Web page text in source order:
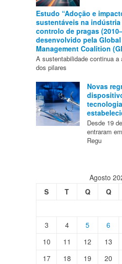
Estudo “Adoção e
sustentáveis na
controlo de pragas
desenvolvido pela
Management Coalition
A sustentabilidade continua a
dos pilares
Novas
Desde 19
entraram
Regu
Agosto
S
T Q Q
3
4 5 6
10
11 12 13
17
18 19 20